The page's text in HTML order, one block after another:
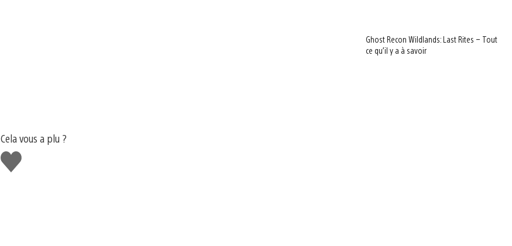
Cela vous a plu ?
J'aime
Ghost Recon Wildlands: Last Rites – Tout
ce qu’il y a à savoir